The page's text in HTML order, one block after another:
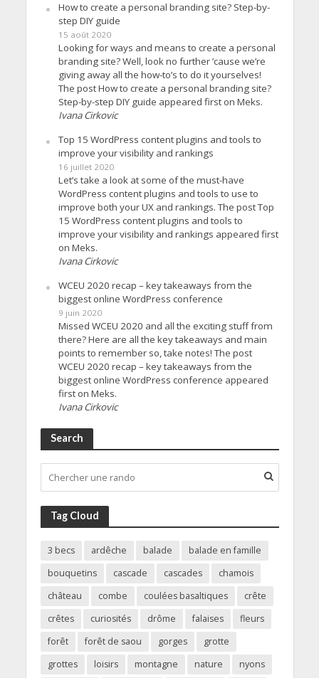
How to create a personal branding site? Step-by-
step DIY guide
15 août 2020
Looking for ways and means to create a personal
branding site? Well, look no further ’cause we’re
giving away all the how-to’s to do it yourselves!
The post How to create a personal branding site?
Step-by-step DIY guide appeared first on Meks.
Ivana Cirkovic
Top 15 WordPress content plugins and tools to
improve your visibility and rankings
16 juillet 2020
Let’s take a look at some of the must-have
WordPress content plugins and tools to use to
improve both your UX and rankings. The post Top
15 WordPress content plugins and tools to
improve your visibility and rankings appeared first
on Meks.
Ivana Cirkovic
WCEU 2020 recap – key takeaways from the
biggest online WordPress conference
9 juin 2020
Missed WCEU 2020 and all the exciting stuff from
there? Here are all the key takeaways and main
points to remember so, take notes! The post
WCEU 2020 recap – key takeaways from the
biggest online WordPress conference appeared
first on Meks.
Ivana Cirkovic
Search
Tag Cloud
3 becs ardêche balade
balade en famille
bouquetins
cascade cascades
chamois
château
combe coulées basaltiques
crête
crêtes
curiosités drôme falaises
fleurs
forêt
forêt de saou gorges
grotte
grottes
loisirs montagne nature
nyons